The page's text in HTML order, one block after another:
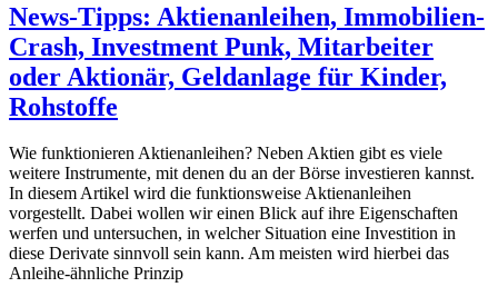
News-Tipps: Aktienanleihen, Immobilien-
Crash, Investment Punk, Mitarbeiter
oder Aktionär, Geldanlage für Kinder,
Rohstoffe
Wie funktionieren Aktienanleihen? Neben Aktien gibt es viele
weitere Instrumente, mit denen du an der Börse investieren kannst.
In diesem Artikel wird die funktionsweise Aktienanleihen
vorgestellt. Dabei wollen wir einen Blick auf ihre Eigenschaften
werfen und untersuchen, in welcher Situation eine Investition in
diese Derivate sinnvoll sein kann. Am meisten wird hierbei das
Anleihe-ähnliche Prinzip